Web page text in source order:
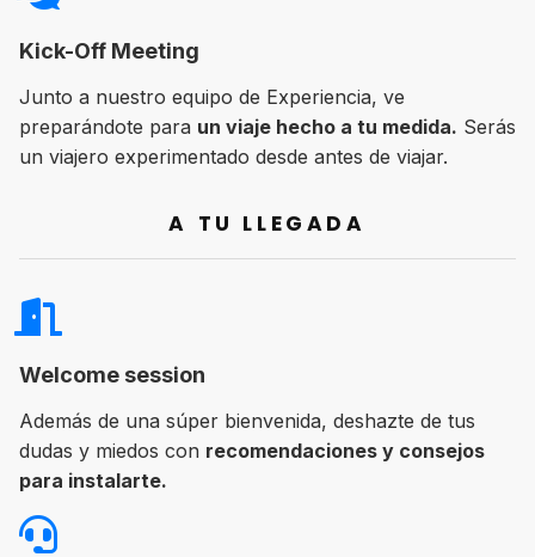
Kick-Off Meeting
Junto a nuestro equipo de Experiencia, ve
preparándote para un viaje hecho a tu medida. Serás
un viajero experimentado desde antes de viajar.
A TU LLEGADA
Welcome session
Además de una súper bienvenida, deshazte de tus
dudas y miedos con recomendaciones y consejos
para instalarte.